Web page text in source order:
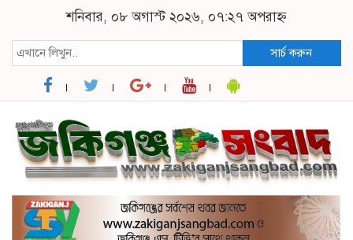
শনিবার, ০৮ অগাস্ট ২০২৬, ০৭:২৭ অপরাহ্ন
সার্চ করুন